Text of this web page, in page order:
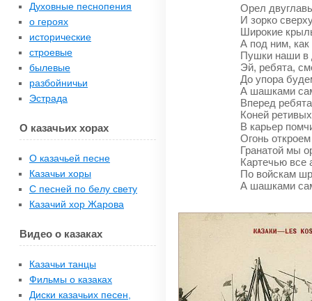
Духовные песнопения
о героях
исторические
строевые
былевые
разбойничьи
Эстрада
О казачьих хорах
О казачьей песне
Казачьи хоры
С песней по белу свету
Казачий хор Жарова
Видео о казаках
Казачьи танцы
Фильмы о казаках
Диски казачьих песен,
Орел
И зорко
Широкие
А под ним,
Пушки наши в
Эй, ребята,
До упора
А шашками
Вперед
Коней
В карьер
Огонь
Гранатой мы
Картечью все
По войскам
А шашками